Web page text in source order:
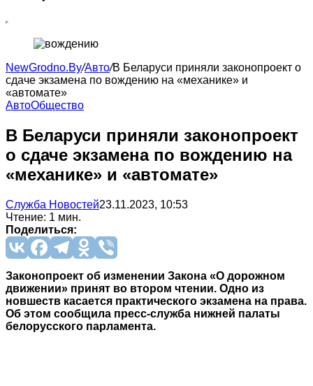
NewGrodno.By/Авто/В Беларуси приняли законопроект о
сдаче экзамена по вождению на «механике» и
«автомате»
АвтоОбщество
В Беларуси приняли законопроект
о сдаче экзамена по вождению на
«механике» и «автомате»
Служба Новостей23.11.2023, 10:53
Чтение: 1 мин.
Поделиться:
Законопроект об изменении Закона «О дорожном
движении» принят во втором чтении. Одно из
новшеств касается практического экзамена на права.
Об этом сообщила пресс-служба нижней палаты
белорусского парламента.